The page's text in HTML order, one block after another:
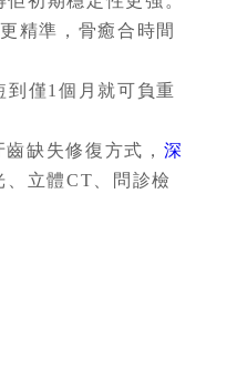
精準，骨癒合時間
僅1個月就可負重
缺失修復方式， 深
、立體CT、問診檢